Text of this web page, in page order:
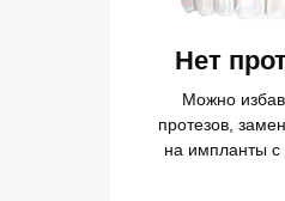
Нет
Можно
протезов,
на импланты с